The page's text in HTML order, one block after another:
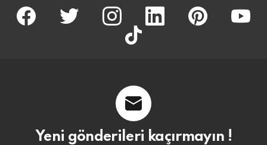
facebook twitter İnstagram linkedin pinterest
tiktok
Yeni gönderileri kaçırmayın !